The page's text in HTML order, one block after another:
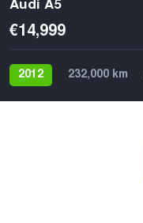
Audi A5
€14,999
2012 232,000 km